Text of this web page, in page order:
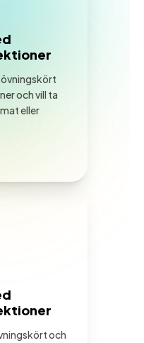
övningskört
och vill ta
eller
och